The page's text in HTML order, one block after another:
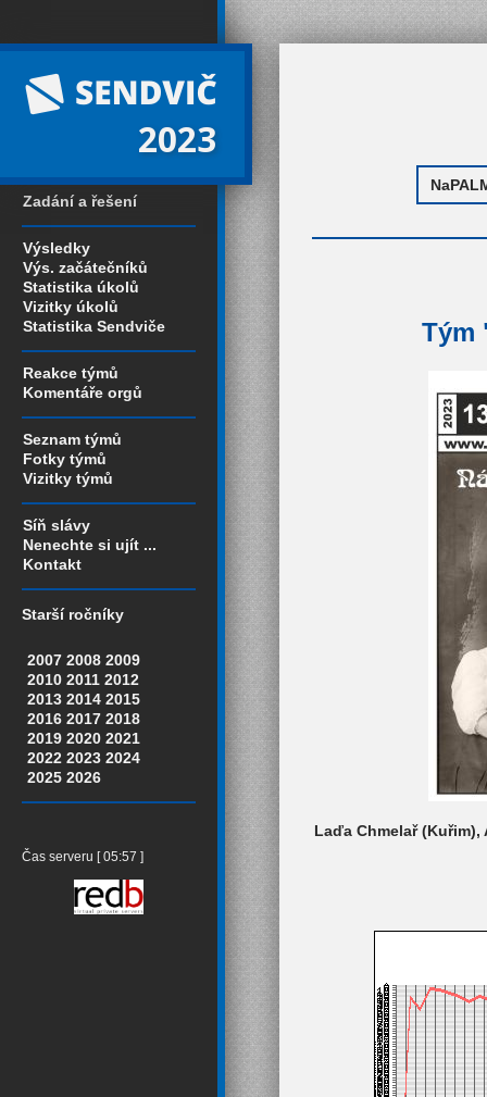
2023
Zadání a řešení
Výsledky
Výs. začátečníků
Statistika úkolů
Vizitky úkolů
Statistika Sendviče
Reakce týmů
Komentáře orgů
Seznam týmů
Fotky týmů
Vizitky týmů
Síň slávy
Nenechte si ujít ...
Kontakt
Starší ročníky
2007 2008 2009
2010 2011 2012
2013 2014 2015
2016 2017 2018
2019 2020 2021
2022 2023 2024
2025 2026
Čas serveru [ 05:57 ]
Tým
Laďa Chmelař